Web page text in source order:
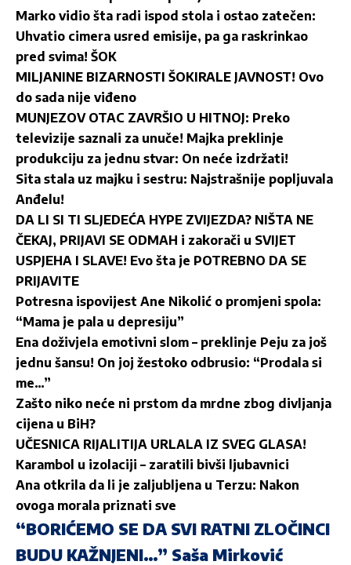
Marko vidio šta radi ispod stola i ostao zatečen:
Uhvatio cimera usred emisije, pa ga raskrinkao
pred svima! ŠOK
MILJANINE BIZARNOSTI ŠOKIRALE JAVNOST! Ovo
do sada nije viđeno
MUNJEZOV OTAC ZAVRŠIO U HITNOJ: Preko
televizije saznali za unuče! Majka preklinje
produkciju za jednu stvar: On neće izdržati!
Sita stala uz majku i sestru: Najstrašnije popljuvala
Anđelu!
DA LI SI TI SLJEDEĆA HYPE ZVIJEZDA? NIŠTA NE
ČEKAJ, PRIJAVI SE ODMAH i zakorači u SVIJET
USPJEHA I SLAVE! Evo šta je POTREBNO DA SE
PRIJAVITE
Potresna ispovijest Ane Nikolić o promjeni spola:
“Mama je pala u depresiju”
Ena doživjela emotivni slom – preklinje Peju za još
jednu šansu! On joj žestoko odbrusio: “Prodala si
me…”
Zašto niko neće ni prstom da mrdne zbog divljanja
cijena u BiH?
UČESNICA RIJALITIJA URLALA IZ SVEG GLASA!
Karambol u izolaciji – zaratili bivši ljubavnici
Ana otkrila da li je zaljubljena u Terzu: Nakon
ovoga morala priznati sve
“BORIĆEMO SE DA SVI RATNI ZLOČINCI
BUDU KAŽNJENI…” Saša Mirković